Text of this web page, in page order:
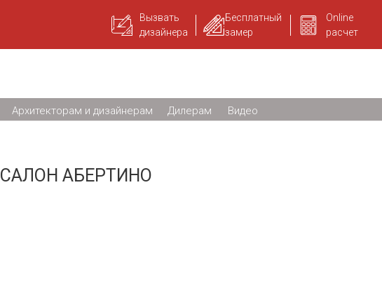
Вызвать
дизайнера
Бесплатный
замер
Online
расчет
Архитекторам и дизайнерам Дилерам Видео
САЛОН АБЕРТИНО